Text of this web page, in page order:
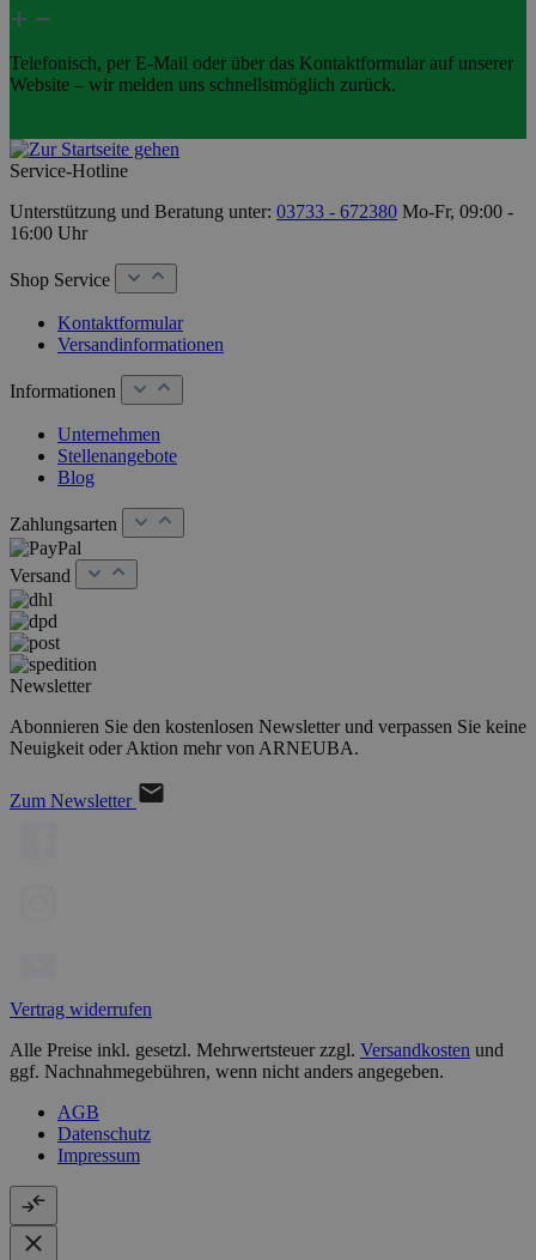
Telefonisch, per E-Mail oder über das Kontaktformular auf unserer
Website – wir melden uns schnellstmöglich zurück.
Service-Hotline
Unterstützung und Beratung unter: 03733 - 672380 Mo-Fr, 09:00 -
16:00 Uhr
Shop Service
Kontaktformular
Versandinformationen
Informationen
Unternehmen
Stellenangebote
Blog
Zahlungsarten
Versand
Newsletter
Abonnieren Sie den kostenlosen Newsletter und verpassen Sie keine
Neuigkeit oder Aktion mehr von ARNEUBA.
Zum Newsletter
Vertrag widerrufen
Alle Preise inkl. gesetzl. Mehrwertsteuer zzgl. Versandkosten und
ggf. Nachnahmegebühren, wenn nicht anders angegeben.
AGB
Datenschutz
Impressum